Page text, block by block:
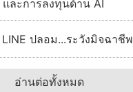
ละการลงทุนด้าน AI
ปลอม...ระวังมิจฉาชีพ
อ่านต่อทั้งหมด